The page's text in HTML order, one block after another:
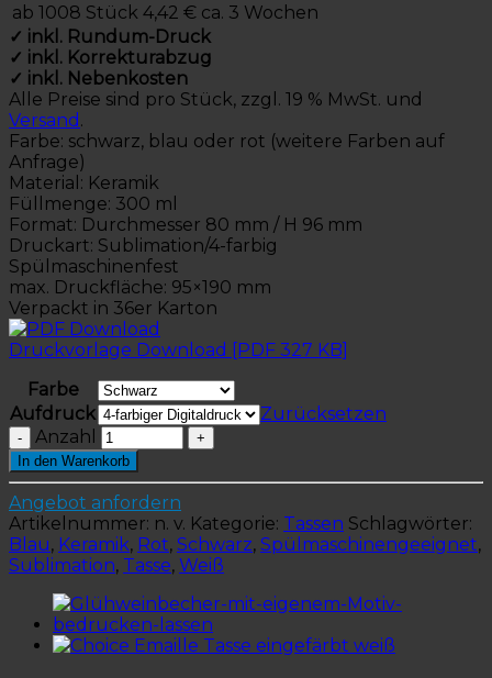
ab 1008 Stück 4,42 € ca. 3 Wochen
✓ inkl. Rundum-Druck
✓ inkl. Korrekturabzug
✓ inkl. Nebenkosten
Alle Preise sind pro Stück, zzgl. 19 % MwSt. und
Versand .
Farbe: schwarz, blau oder rot (weitere Farben auf
Anfrage)
Material: Keramik
Füllmenge: 300 ml
Format: Durchmesser 80 mm / H 96 mm
Druckart: Sublimation/4-farbig
Spülmaschinenfest
max. Druckfläche: 95×190 mm
Verpackt in 36er Karton
Druckvorlage Download [PDF 327 KB]
Farbe
Aufdruck
Zurücksetzen
Anzahl
In den Warenkorb
Angebot anfordern
Artikelnummer: n. v. Kategorie: Tassen Schlagwörter:
Blau, Keramik, Rot, Schwarz, Spülmaschinengeeignet,
Sublimation, Tasse, Weiß